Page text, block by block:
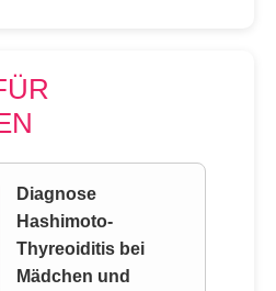
Diagnose
Hashimoto-
Thyreoiditis bei
Mädchen und